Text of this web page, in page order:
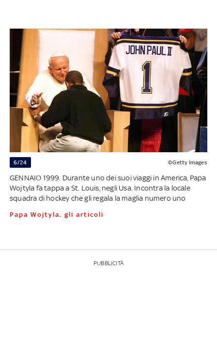
6/24 ©Getty Images
GENNAIO 1999. Durante uno dei suoi viaggi in America, Papa
Wojtyla fa tappa a St. Louis, negli Usa. Incontra la locale
squadra di hockey che gli regala la maglia numero uno
Papa Wojtyla, gli articoli
PUBBLICITÀ